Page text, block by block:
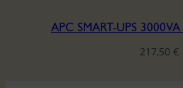
APC SMART-UPS
217,50 €